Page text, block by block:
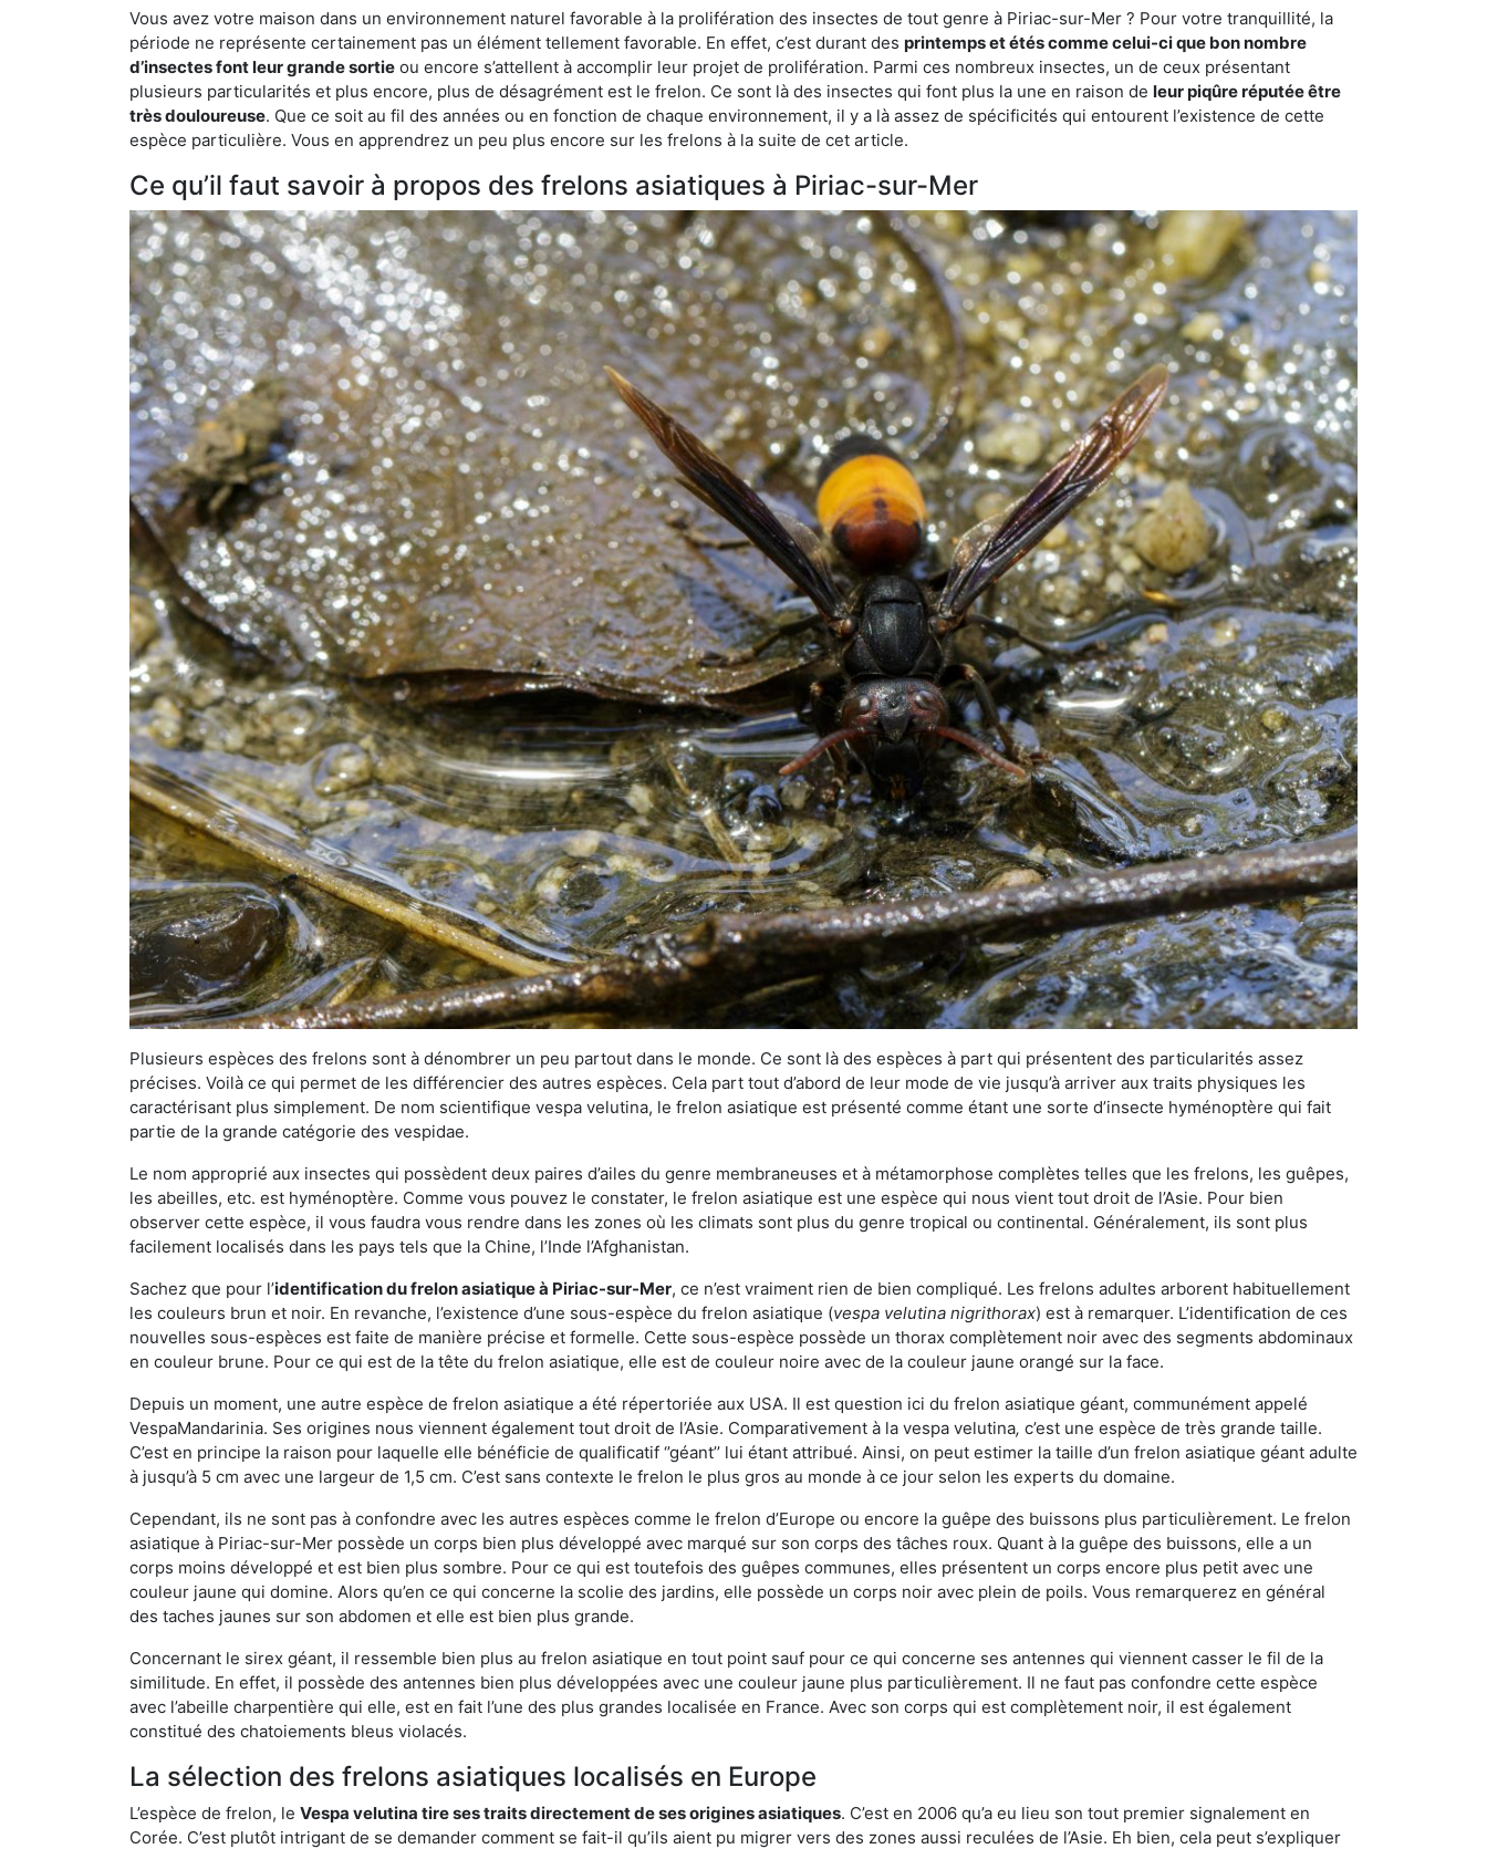
Vous avez votre maison dans un environnement naturel favorable à la prolifération des insectes de tout genre à Piriac-sur-Mer ? Pour votre tranquillité, la
période ne représente certainement pas un élément tellement favorable. En effet, c’est durant des printemps et étés comme celui-ci que bon nombre
d’insectes font leur grande sortie ou encore s’attellent à accomplir leur projet de prolifération. Parmi ces nombreux insectes, un de ceux présentant
plusieurs particularités et plus encore, plus de désagrément est le frelon. Ce sont là des insectes qui font plus la une en raison de leur piqûre réputée être
très douloureuse. Que ce soit au fil des années ou en fonction de chaque environnement, il y a là assez de spécificités qui entourent l’existence de cette
espèce particulière. Vous en apprendrez un peu plus encore sur les frelons à la suite de cet article.
Ce qu’il faut savoir à propos des frelons asiatiques à Piriac-sur-Mer
Plusieurs espèces des frelons sont à dénombrer un peu partout dans le monde. Ce sont là des espèces à part qui présentent des particularités assez
précises. Voilà ce qui permet de les différencier des autres espèces. Cela part tout d’abord de leur mode de vie jusqu’à arriver aux traits physiques les
caractérisant plus simplement. De nom scientifique vespa velutina, le frelon asiatique est présenté comme étant une sorte d’insecte hyménoptère qui fait
partie de la grande catégorie des vespidae.
Le nom approprié aux insectes qui possèdent deux paires d’ailes du genre membraneuses et à métamorphose complètes telles que les frelons, les guêpes,
les abeilles, etc. est hyménoptère. Comme vous pouvez le constater, le frelon asiatique est une espèce qui nous vient tout droit de l’Asie. Pour bien
observer cette espèce, il vous faudra vous rendre dans les zones où les climats sont plus du genre tropical ou continental. Généralement, ils sont plus
facilement localisés dans les pays tels que la Chine, l’Inde l’Afghanistan.
Sachez que pour l’identification du frelon asiatiqueà Piriac-sur-Mer, ce n’est vraiment rien de bien compliqué. Les frelons adultes arborent habituellement
les couleurs brun et noir. En revanche, l’existence d’une sous-espèce du frelon asiatique (vespa velutina nigrithorax) est à remarquer. L’identification de ces
nouvelles sous-espèces est faite de manière précise et formelle. Cette sous-espèce possède un thorax complètement noir avec des segments abdominaux
en couleur brune. Pour ce qui est de la tête du frelon asiatique, elle est de couleur noire avec de la couleur jaune orangé sur la face.
Depuis un moment, une autre espèce de frelon asiatique a été répertoriée aux USA. Il est question ici du frelon asiatique géant, communément appelé
VespaMandarinia. Ses origines nous viennent également tout droit de l’Asie. Comparativement à la vespa velutina, c’est une espèce de très grande taille.
C’est en principe la raison pour laquelle elle bénéficie de qualificatif ‘’géant’’ lui étant attribué. Ainsi, on peut estimer la taille d’un frelon asiatique géant adulte
à jusqu’à 5 cm avec une largeur de 1,5 cm. C’est sans contexte le frelon le plus gros au monde à ce jour selon les experts du domaine.
Cependant, ils ne sont pas à confondre avec les autres espèces comme le frelon d’Europe ou encore la guêpe des buissons plus particulièrement. Le frelon
asiatique à Piriac-sur-Mer possède un corps bien plus développé avec marqué sur son corps des tâches roux. Quant à la guêpe des buissons, elle a un
corps moins développé et est bien plus sombre. Pour ce qui est toutefois des guêpes communes, elles présentent un corps encore plus petit avec une
couleur jaune qui domine. Alors qu’en ce qui concerne la scolie des jardins, elle possède un corps noir avec plein de poils. Vous remarquerez en général
des taches jaunes sur son abdomen et elle est bien plus grande.
Concernant le sirex géant, il ressemble bien plus au frelon asiatique en tout point sauf pour ce qui concerne ses antennes qui viennent casser le fil de la
similitude. En effet, il possède des antennes bien plus développées avec une couleur jaune plus particulièrement. Il ne faut pas confondre cette espèce
avec l’abeille charpentière qui elle, est en fait l’une des plus grandes localisée en France. Avec son corps qui est complètement noir, il est également
constitué des chatoiements bleus violacés.
La sélection des frelons asiatiques localisés en Europe
L’espèce de frelon, le Vespa velutina tire ses traits directement de ses origines asiatiques. C’est en 2006 qu’a eu lieu son tout premier signalement en
Corée. C’est plutôt intrigant de se demander comment se fait-il qu’ils aient pu migrer vers des zones aussi reculées de l’Asie. Eh bien, cela peut s’expliquer